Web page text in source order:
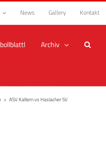
News Gallery Kontakt
Archiv
> ASV Kaltern vs Haslacher SV